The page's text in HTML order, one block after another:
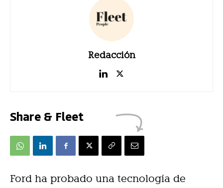
Redacción
Share & Fleet
Ford ha probado una tecnología de